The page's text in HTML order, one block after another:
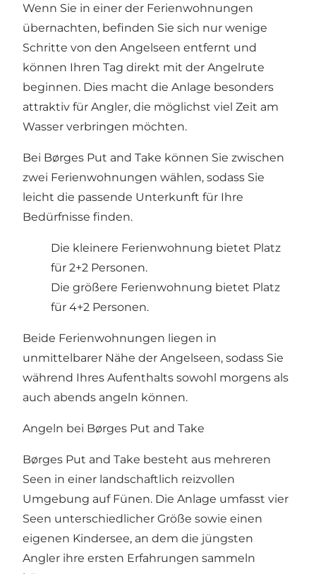
Wenn Sie in einer der Ferienwohnungen
übernachten, befinden Sie sich nur wenige
Schritte von den Angelseen entfernt und
können Ihren Tag direkt mit der Angelrute
beginnen. Dies macht die Anlage besonders
attraktiv für Angler, die möglichst viel Zeit am
Wasser verbringen möchten.
Bei Børges Put and Take können Sie zwischen
zwei Ferienwohnungen wählen, sodass Sie
leicht die passende Unterkunft für Ihre
Bedürfnisse finden.
Die kleinere Ferienwohnung bietet Platz
für 2+2 Personen.
Die größere Ferienwohnung bietet Platz
für 4+2 Personen.
Beide Ferienwohnungen liegen in
unmittelbarer Nähe der Angelseen, sodass Sie
während Ihres Aufenthalts sowohl morgens als
auch abends angeln können.
Angeln bei Børges Put and Take
Børges Put and Take besteht aus mehreren
Seen in einer landschaftlich reizvollen
Umgebung auf Fünen. Die Anlage umfasst vier
Seen unterschiedlicher Größe sowie einen
eigenen Kindersee, an dem die jüngsten
Angler ihre ersten Erfahrungen sammeln